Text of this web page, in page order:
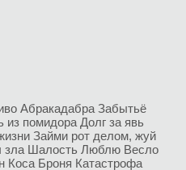
Абракадабра Забытьё
из помидора Долг за явь
Займи рот делом, жуй
зла Шалость Люблю Весло
Коса Броня Катастрофа